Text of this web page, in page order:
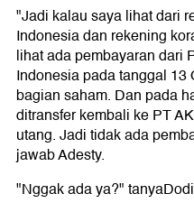
"Jadi kalau saya lihat dari
Indonesia dan rekening
lihat ada pembayaran dari
Indonesia pada tanggal
bagian saham. Dan pada
ditransfer kembali ke PT
utang. Jadi tidak ada
jawab Adesty.
"Nggak ada ya?"